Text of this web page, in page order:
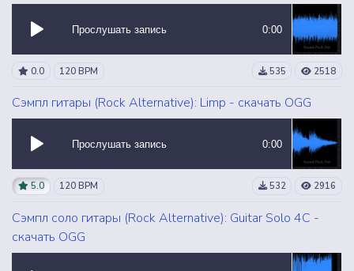
Прослушать запись 0:00
0.0 120 BPM 535 2518
Сэмпл гитары (Rock Alternative): Limp - скачать OGG
Прослушать запись 0:00
5.0 120 BPM 532 2916
Сэмпл соло гитары (Rock Alternative): Guitar Solo 4C -
скачать OGG